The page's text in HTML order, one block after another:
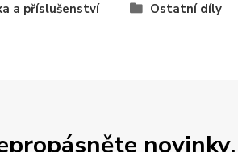
a příslušenství
Ostatní díly